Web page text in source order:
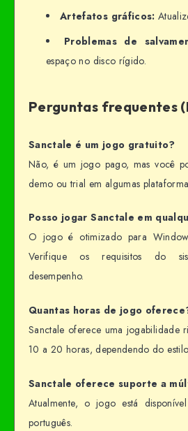
Artefatos gráficos:
Problemas de
espaço no disco rígido.
Perguntas frequentes
Sanctale é um jogo gratuito?
Não, é um jogo pago, mas você
demo ou trial em algumas
Posso jogar Sanctale em
O jogo é otimizado para
Verifique os requisitos do
desempenho.
Quantas horas de jogo
Sanctale oferece uma jogabilidade
10 a 20 horas, dependendo do
Sanctale oferece suporte a
Atualmente, o jogo está
português.